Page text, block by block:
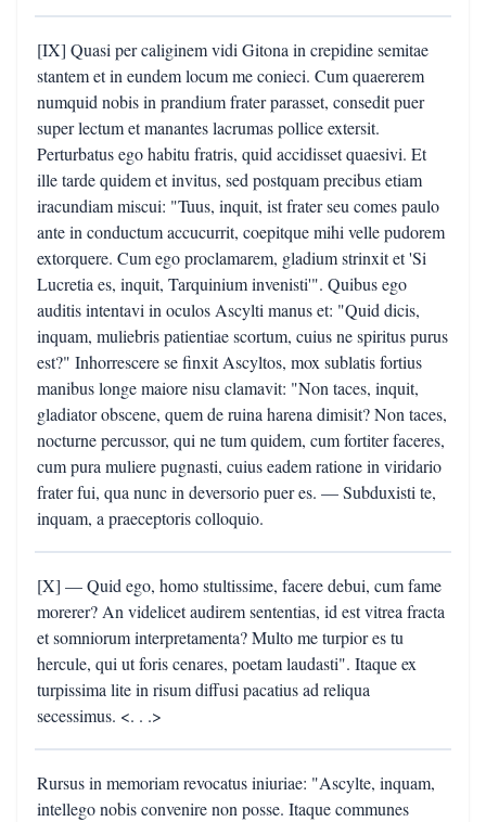
[IX] Quasi per caliginem vidi Gitona in crepidine semitae
stantem et in eundem locum me conieci. Cum quaererem
numquid nobis in prandium frater parasset, consedit puer
super lectum et manantes lacrumas pollice extersit.
Perturbatus ego habitu fratris, quid accidisset quaesivi. Et
ille tarde quidem et invitus, sed postquam precibus etiam
iracundiam miscui: "Tuus, inquit, ist frater seu comes paulo
ante in conductum accucurrit, coepitque mihi velle pudorem
extorquere. Cum ego proclamarem, gladium strinxit et 'Si
Lucretia es, inquit, Tarquinium invenisti'". Quibus ego
auditis intentavi in oculos Ascylti manus et: "Quid dicis,
inquam, muliebris patientiae scortum, cuius ne spiritus purus
est?" Inhorrescere se finxit Ascyltos, mox sublatis fortius
manibus longe maiore nisu clamavit: "Non taces, inquit,
gladiator obscene, quem de ruina harena dimisit? Non taces,
nocturne percussor, qui ne tum quidem, cum fortiter faceres,
cum pura muliere pugnasti, cuius eadem ratione in viridario
frater fui, qua nunc in deversorio puer es. — Subduxisti te,
inquam, a praeceptoris colloquio.
[X] — Quid ego, homo stultissime, facere debui, cum fame
morerer? An videlicet audirem sententias, id est vitrea fracta
et somniorum interpretamenta? Multo me turpior es tu
hercule, qui ut foris cenares, poetam laudasti". Itaque ex
turpissima lite in risum diffusi pacatius ad reliqua
secessimus. <. . .>
Rursus in memoriam revocatus iniuriae: "Ascylte, inquam,
intellego nobis convenire non posse. Itaque communes